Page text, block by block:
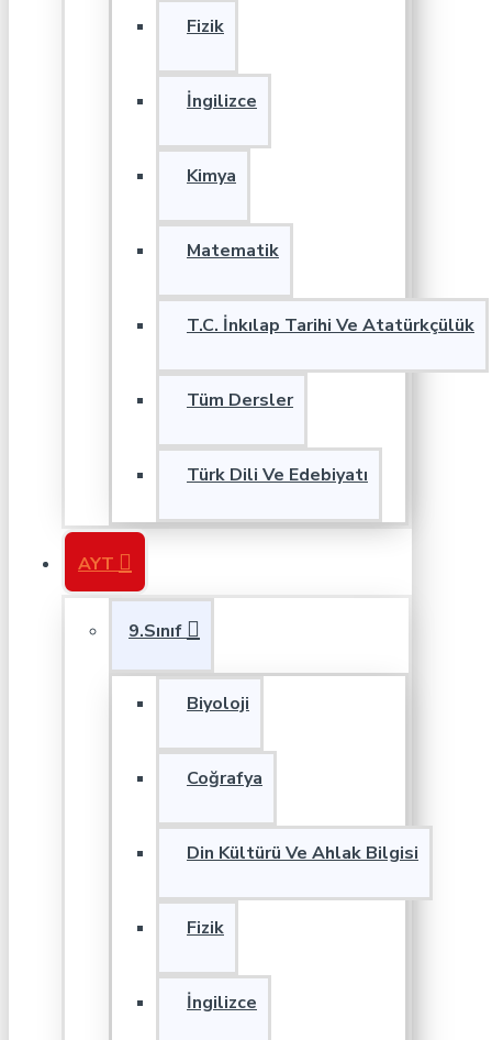
Fizik
İngilizce
Kimya
Matematik
T.C. İnkılap Tarihi Ve Atatürkçülük
Tüm Dersler
Türk Dili Ve Edebiyatı
AYT
9.Sınıf
Biyoloji
Coğrafya
Din Kültürü Ve Ahlak Bilgisi
Fizik
İngilizce